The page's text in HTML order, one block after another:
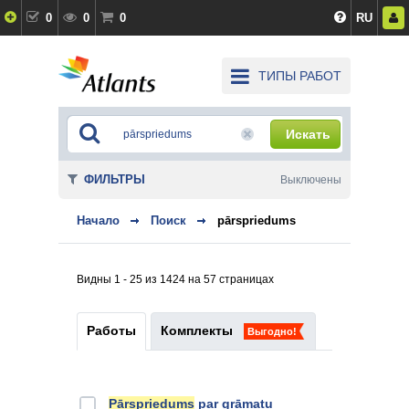
0 0 0 RU
ТИПЫ РАБОТ
Искать
Начало Поиск pārspriedums
Видны 1 - 25 из 1424 на 57 страницах
Работы Комплекты Выгодно!
Pārspriedums par grāmatu
ФИЛЬТРЫ Выключены